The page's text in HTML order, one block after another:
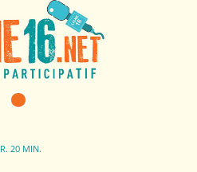
20 MIN.